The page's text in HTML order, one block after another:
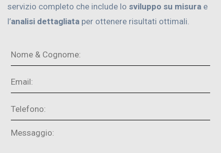
servizio completo che include lo sviluppo su misura e
l’analisi dettagliata per ottenere risultati ottimali.